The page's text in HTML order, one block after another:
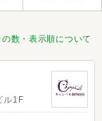
数・表示順について
ル1F